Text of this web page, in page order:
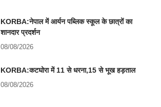
KORBA:नेपाल में आर्यन पब्लिक स्कूल के छात्रों का
शानदार प्रदर्शन
08/08/2026
KORBA:कटघोरा में 11 से धरना,15 से भूख हड़ताल
08/08/2026